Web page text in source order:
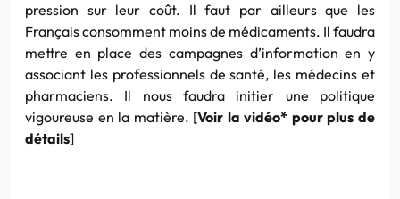
pression sur leur coût. Ilfaut par ailleurs que les
Français consomment moins de médicaments. Il faudra
mettre en place des campagnes d’information en y
associant les professionnels de santé, les médecins et
pharmaciens. Il nous faudra initier une politique
vigoureuse en la matière. [Voir la vidéo* pourplusde
détails]